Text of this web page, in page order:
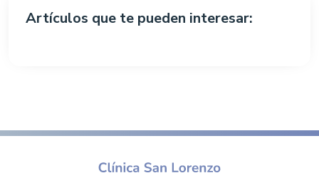
Artículos que te pueden interesar: